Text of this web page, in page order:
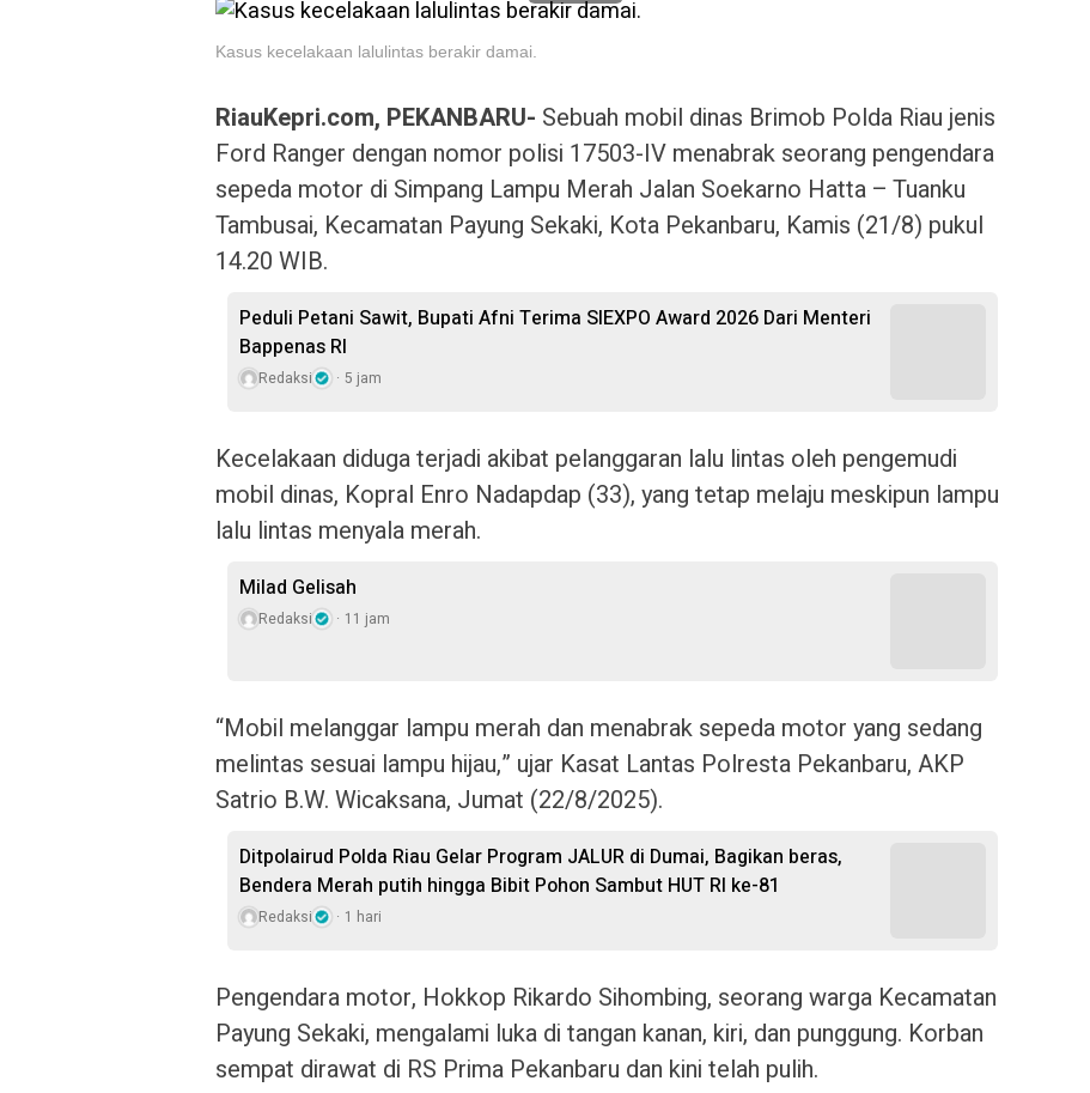
Kasus kecelakaan lalulintas berakir damai.
RiauKepri.com, PEKANBARU- Sebuah mobil dinas Brimob Polda Riau jenis
Ford Ranger dengan nomor polisi 17503-IV menabrak seorang pengendara
sepeda motor di Simpang Lampu Merah Jalan Soekarno Hatta – Tuanku
Tambusai, Kecamatan Payung Sekaki, Kota Pekanbaru, Kamis (21/8) pukul
14.20 WIB.
Peduli Petani Sawit, Bupati Afni Terima SIEXPO Award 2026 Dari Menteri
Bappenas RI
Redaksi 5 jam
Kecelakaan diduga terjadi akibat pelanggaran lalu lintas oleh pengemudi
mobil dinas, Kopral Enro Nadapdap (33), yang tetap melaju meskipun lampu
lalu lintas menyala merah.
Milad Gelisah
Redaksi 11 jam
“Mobil melanggar lampu merah dan menabrak sepeda motor yang sedang
melintas sesuai lampu hijau,” ujar Kasat Lantas Polresta Pekanbaru, AKP
Satrio B.W. Wicaksana, Jumat (22/8/2025).
Ditpolairud Polda Riau Gelar Program JALUR di Dumai, Bagikan beras,
Bendera Merah putih hingga Bibit Pohon Sambut HUT RI ke-81
Redaksi 1 hari
Pengendara motor, Hokkop Rikardo Sihombing, seorang warga Kecamatan
Payung Sekaki, mengalami luka di tangan kanan, kiri, dan punggung. Korban
sempat dirawat di RS Prima Pekanbaru dan kini telah pulih.